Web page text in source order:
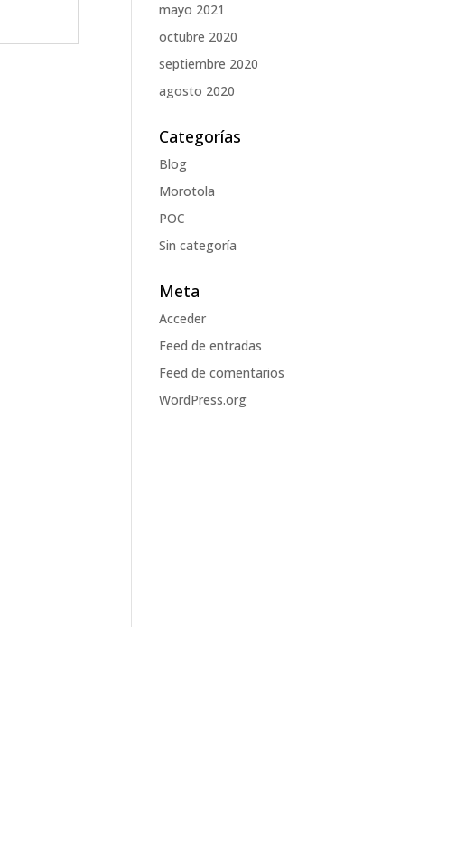
mayo 2021
octubre 2020
septiembre 2020
agosto 2020
Categorías
Blog
Morotola
POC
Sin categoría
Meta
Acceder
Feed de entradas
Feed de comentarios
WordPress.org